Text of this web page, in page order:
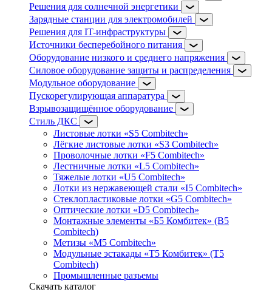
Решения для солнечной энергетики
Зарядные станции для электромобилей
Решения для IT-инфраструктуры
Источники бесперебойного питания
Оборудование низкого и среднего напряжения
Силовое оборудование защиты и распределения
Модульное оборудование
Пускорегулирующая аппаратура
Взрывозащищённое оборудование
Стиль ДКС
Листовые лотки «S5 Combitech»
Лёгкие листовые лотки «S3 Combitech»
Проволочные лотки «F5 Combitech»
Лестничные лотки «L5 Combitech»
Тяжелые лотки «U5 Combitech»
Лотки из нержавеющей стали «I5 Combitech»
Стеклопластиковые лотки «G5 Combitech»
Оптические лотки «D5 Combitech»
Монтажные элементы «Б5 Комбитек» (B5
Combitech)
Метизы «M5 Combitech»
Модульные эстакады «Т5 Комбитек» (T5
Combitech)
Промышленные разъемы
Скачать каталог